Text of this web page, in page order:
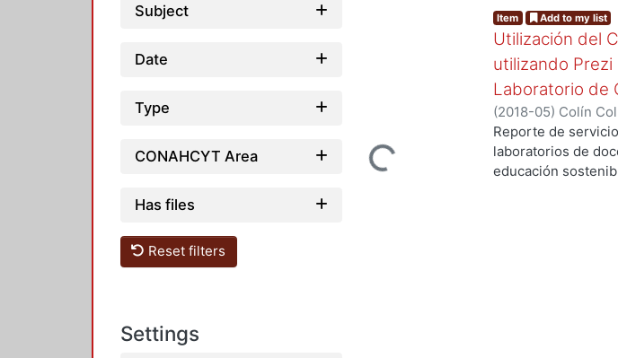
Subject
Date
Type
CONAHCYT Area
Has files
Reset filters
Settings
Loading...
Item Add to my list
Utilización del
utilizando Prezi
Laboratorio de
(2018-05) Colín
Reporte de
laboratorios de
educación